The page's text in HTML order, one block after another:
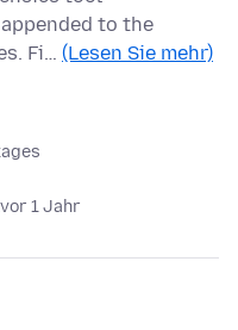
to the
Fi… (Lesen Sie mehr)
vor 1 Jahr